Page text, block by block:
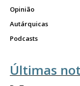
Opinião
Autárquicas
Podcasts
Últimas